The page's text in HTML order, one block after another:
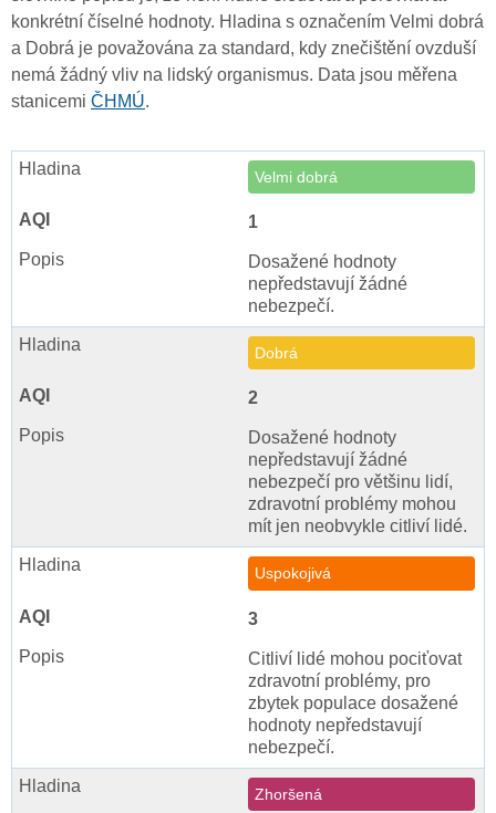
konkrétní číselné hodnoty. Hladina s označením Velmi dobrá
a Dobrá je považována za standard, kdy znečištění ovzduší
nemá žádný vliv na lidský organismus. Data jsou měřena
stanicemi ČHMÚ.
Velmi dobrá
1
Dosažené hodnoty
nepředstavují žádné
nebezpečí.
Dobrá
2
Dosažené hodnoty
nepředstavují žádné
nebezpečí pro většinu lidí,
zdravotní problémy mohou
mít jen neobvykle citliví lidé.
Uspokojivá
3
Citliví lidé mohou pociťovat
zdravotní problémy, pro
zbytek populace dosažené
hodnoty nepředstavují
nebezpečí.
Zhoršená